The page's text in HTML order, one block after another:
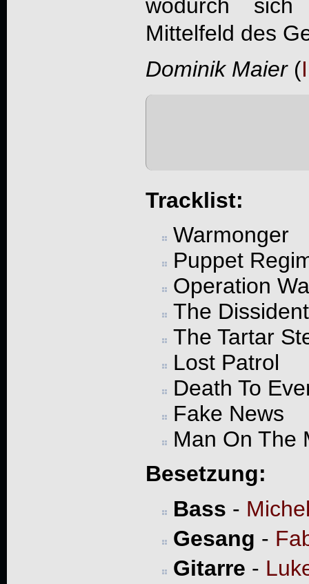
wodurch
Mittelfeld des
Dominik Maier(
Tracklist:
Warmonger
Puppet
Operation
The Dissident
The Tartar
Lost Patrol
Death To
Fake News
Man On The
Besetzung:
Bass -
Gesang -
Gitarre -